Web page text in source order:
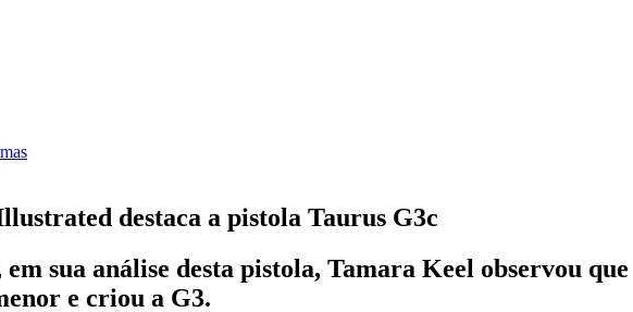
destaca a pistola Taurus G3c
sua análise desta pistola, Tamara Keel observou
e criou a G3.